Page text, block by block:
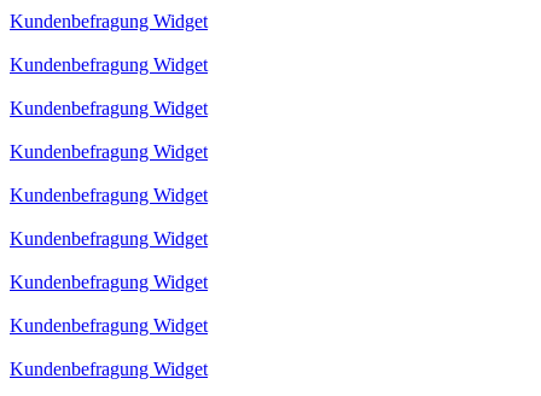
Kundenbefragung Widget
Kundenbefragung Widget
Kundenbefragung Widget
Kundenbefragung Widget
Kundenbefragung Widget
Kundenbefragung Widget
Kundenbefragung Widget
Kundenbefragung Widget
Kundenbefragung Widget